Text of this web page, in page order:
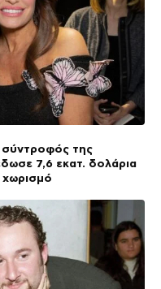
σύντροφός της
7,6 εκατ. δολάρια